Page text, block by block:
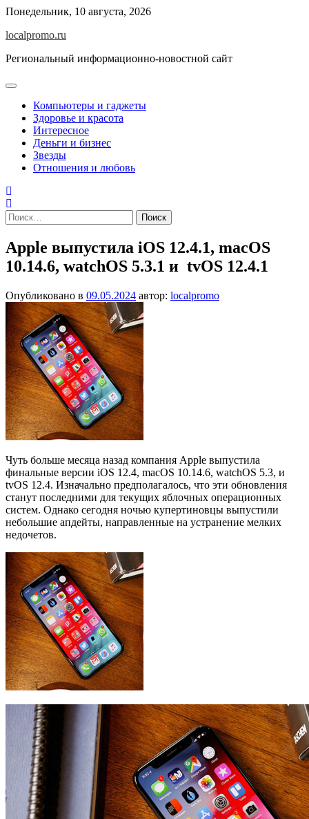
Перейти
содержимому
Понедельник, 10 августа, 2026
localpromo.ru
Региональный информационно-новостной сайт
Компьютеры и гаджеты
Здоровье и красота
Интересное
Деньги и бизнес
Звезды
Отношения и любовь
Найти:
Apple выпустила iOS 12.4.1, macOS
10.14.6, watchOS 5.3.1 и tvOS 12.4.1
Опубликовано в 09.05.2024 автор: localpromo
Чуть больше месяца назад компания Apple выпустила
финальные версии iOS 12.4, macOS 10.14.6, watchOS 5.3, и
tvOS 12.4. Изначально предполагалось, что эти обновления
станут последними для текущих яблочных операционных
систем. Однако сегодня ночью купертиновцы выпустили
небольшие апдейты, направленные на устранение мелких
недочетов.